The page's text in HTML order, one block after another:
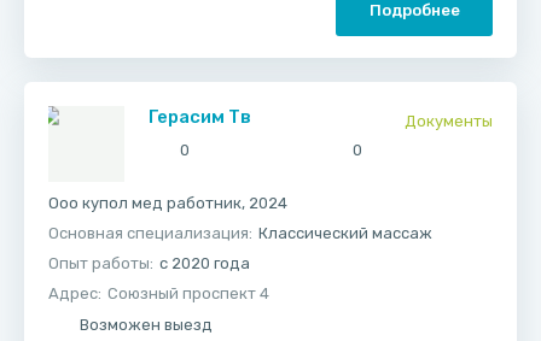
Подробнее
Герасим Тв
Документы
0
0
Ооо купол мед работник, 2024
Основная специализация: Классический массаж
Опыт работы: с 2020 года
Адрес: Союзный проспект 4
Возможен выезд